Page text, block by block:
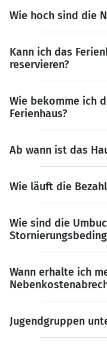
Wie hoch sind die
Kann ich das
reservieren?
Wie bekomme ich
Ferienhaus?
Ab wann ist das
Wie läuft die
Wie sind die
Wann erhalte ich
Jugendgruppen